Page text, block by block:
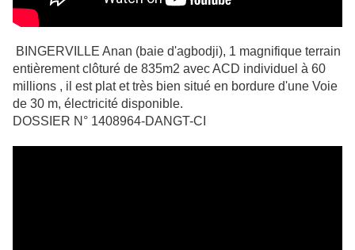
BINGERVILLE Anan (baie d'agbodji), 1 magnifique terrain
entièrement clôturé de 835m2 avec ACD individuel à 60
millions , il est plat et très bien situé en bordure d'une Voie
de 30 m, électricité disponible.
DOSSIER N° 1408964-DANGT-CI